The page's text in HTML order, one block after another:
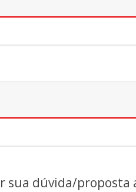
dúvida/proposta